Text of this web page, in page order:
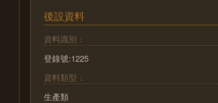
後設資料
資料識別：
登錄號:1225
資料類型：
生產類